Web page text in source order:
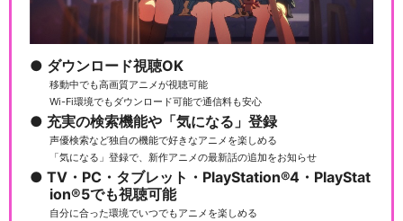
劇場版あたしンち｢情熱のちょ
～超能力♪ 母大暴…
ダウンロード視聴OK
移動中でも高画質アニメが視聴可能
Wi-Fi環境でもダウンロード可能で通信料も安心
充実の検索機能や「気になる」登録
声優検索など独自の機能で好きなアニメを楽しめる
「気になる」登録で、新作アニメの最新話の追加をお知らせ
TV・PC・タブレット・PlayStation®4・PlayStat
ion®5でも視聴可能
自分に合った環境でいつでもアニメを楽しめる